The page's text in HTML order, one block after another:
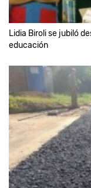
Lidia Biroli se jubiló
educación